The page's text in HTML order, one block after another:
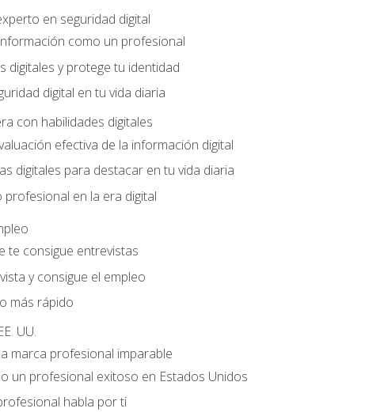
en seguridad digital
como un profesional
digitales y protege tu identidad
digital en tu vida diaria
con habilidades digitales
efectiva de la información digital
digitales para destacar en tu vida diaria
profesional en la era digital
te consigue entrevistas
y consigue el empleo
más rápido
UU.
marca profesional imparable
un profesional exitoso en Estados Unidos
habla por ti